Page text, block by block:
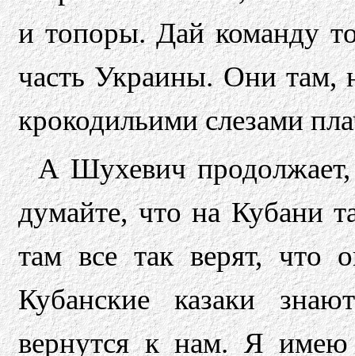
и топоры. Дай команду
часть Украины. Они там,
крокодильими слезами
А Шухевич
думайте, что на Кубани
там все так верят, что
Кубанские казаки
вернутся к нам. Я